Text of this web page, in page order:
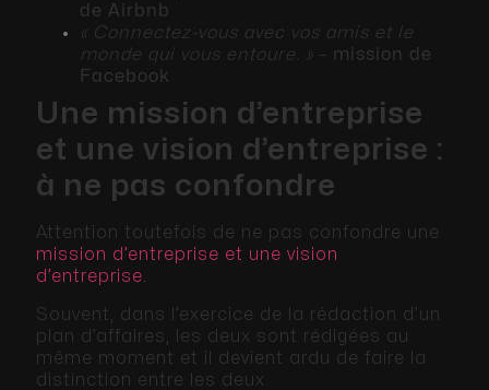
de Airbnb
« Connectez-vous avec vos amis et le
monde qui vous entoure. » – mission de
Facebook
Une mission d’entreprise
et une vision d’entreprise :
à ne pas confondre
Attention toutefois de ne pas confondre une
mission d’entreprise et une vision
d’entreprise.
Souvent, dans l’exercice de la rédaction d’un
plan d’affaires, les deux sont rédigées au
même moment et il devient ardu de faire la
distinction entre les deux.